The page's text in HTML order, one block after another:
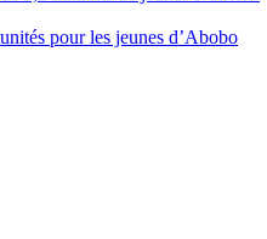
pour les jeunes d’Abobo